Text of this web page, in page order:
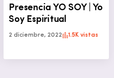
Presencia YO SOY | Yo
Soy Espiritual
2 diciembre, 2022 1.5K vistas